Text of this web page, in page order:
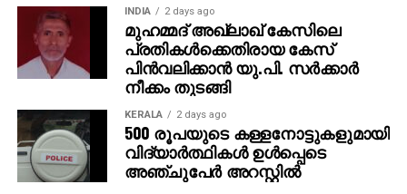
INDIA 2 days ago
മുഹമ്മദ് അഖ്‌ലാഖ് കേസിലെ
പ്രതികള്‍ക്കെതിരായ കേസ്
പിന്‍വലിക്കാന്‍ യു.പി. സര്‍ക്കാര്‍
നീക്കം തുടങ്ങി
KERALA 2 days ago
500 രൂപയുടെ കള്ളനോട്ടുകളുമായി
വിദ്യാര്‍ത്ഥികള്‍ ഉള്‍പ്പെടെ
അഞ്ചുപേര്‍ അറസ്റ്റില്‍